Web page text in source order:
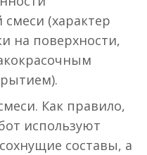
(характер
на поверхности,
Как правило,
используют
составы, а